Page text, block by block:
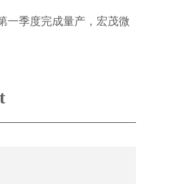
一季度完成量产，宏茂微